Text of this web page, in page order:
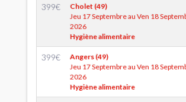
399€
Cholet (49)
Jeu 17 Septembre au Ven 18
2026
Hygiène alimentaire
399€
Angers (49)
Jeu 17 Septembre au Ven 18
2026
Hygiène alimentaire